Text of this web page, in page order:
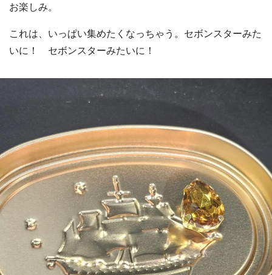
お楽しみ。
これは、いっぱい集めたくなっちゃう。セボンスターみた
いに！ セボンスターみたいに！